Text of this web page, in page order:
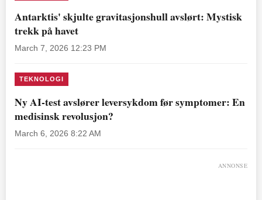
Antarktis' skjulte gravitasjonshull avslørt: Mystisk
trekk på havet
March 7, 2026 12:23 PM
TEKNOLOGI
Ny AI-test avslører leversykdom før symptomer: En
medisinsk revolusjon?
March 6, 2026 8:22 AM
ANNONSE